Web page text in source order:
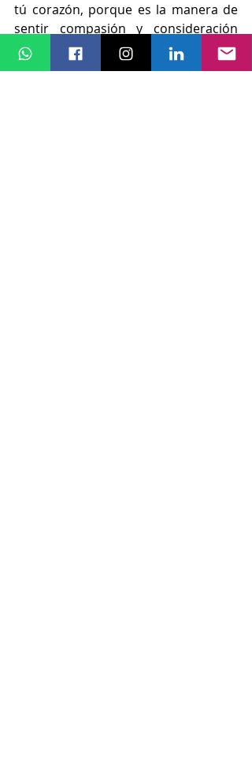
tú corazón, porque es la manera de
sentir compasión y consideración
para con los demás.